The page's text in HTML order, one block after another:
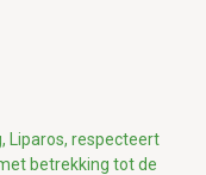
Liparos, respecteert
betrekking tot de